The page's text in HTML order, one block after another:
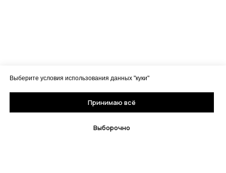
Выберите условия использования данных "куки"
Принимаю всё
Выборочно